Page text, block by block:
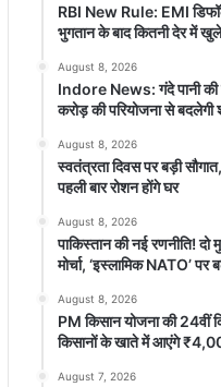
RBI New Rule: EMI
भुगतान के बाद कितनी देर में
August 8, 2026
Indore News: गंदे पानी की
करोड़ की परियोजना से बदलेगी
August 8, 2026
स्वतंत्रता दिवस पर बड़ी
पहली बार रोशन होंगे घर
August 8, 2026
पाकिस्तान की नई रणनीति! दो
मोर्चा, ‘इस्लामिक NATO’ पर
August 8, 2026
PM किसान योजना की 24वीं
किसानों के खाते में आएंगे
August 7, 2026